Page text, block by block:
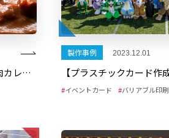
【プラスチックカード作成・事例】「とろ肉カレー ロリコズキッチン」様 VIPカード
製作事例 2023.12.01
イベントカード バリアブル印刷